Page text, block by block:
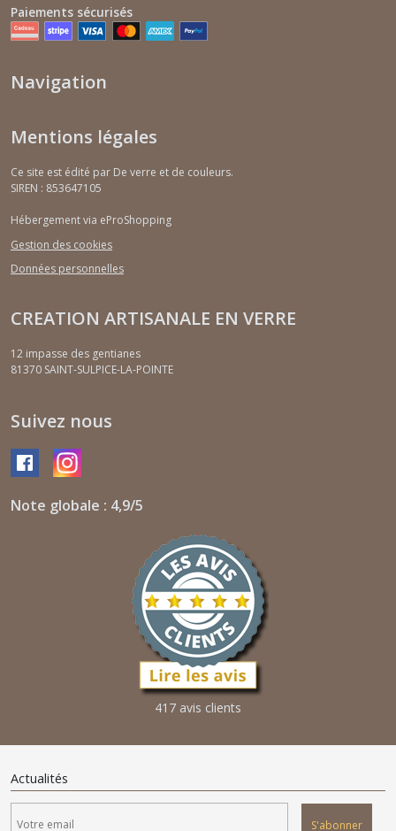
Paiements sécurisés
Navigation
Mentions légales
Ce site est édité par De verre et de couleurs.
SIREN : 853647105
Hébergement via eProShopping
Gestion des cookies
Données personnelles
CREATION ARTISANALE EN VERRE
12 impasse des gentianes
81370 SAINT-SULPICE-LA-POINTE
Suivez nous
Note globale : 4,9/5
417 avis clients
Actualités
S'abonner